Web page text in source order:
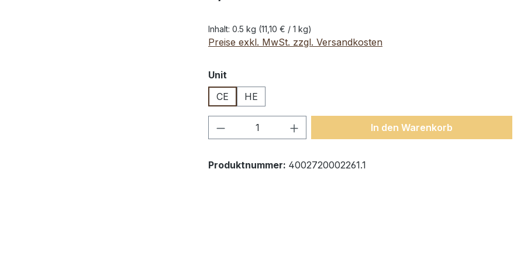
Inhalt: 0.5 kg (11,10 € / 1 kg)
Preise exkl. MwSt. zzgl. Versandkosten
Unit
CE
HE
Produkt Anzahl: Gib den gewünschten Wert
In den Warenkorb
Produktnummer: 4002720002261.1